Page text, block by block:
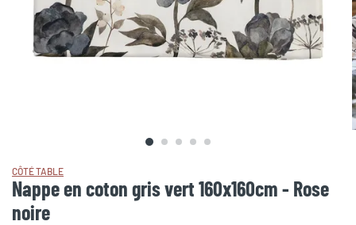
CÔTÉ TABLE
Nappe en coton gris vert 160x160cm - Rose
noire